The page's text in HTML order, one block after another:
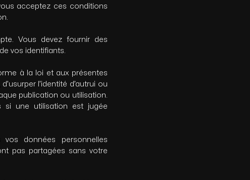
acceptez ces conditions
Vous devez fournir des
vos identifiants.
à la loi et aux présentes
l’identité d’autrui ou
publication ou utilisation.
une utilisation est jugée
données personnelles
pas partagées sans votre